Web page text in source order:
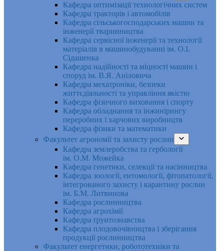
Кафедра оптимізації технологічних систем
Кафедра тракторів і автомобілів
Кафедра сільськогосподарських машин та
інженерії тваринництва
Кафедра cервісної інженерії та технології
матеріалів в машинобудуванні ім. О.І.
Сідашенка
Кафедра надійності та міцності машин і
споруд ім. В.Я. Аніловича
Кафедра мехатроніки, безпеки
життєдіяльності та управління якістю
Кафедра фізичного виховання і спорту
Кафедра обладнання та інжинірингу
переробних і харчових виробництв
Кафедра фізики та математики
Факультет агрономії та захисту рослин
Кафедра землеробства та гербології
ім. О.М. Можейка
Кафедра генетики, селекції та насінництва
Кафедра зоології, ентомології, фітопатології,
інтегрованого захисту і карантину рослин
ім. Б.М. Литвинова
Кафедра рослинництва
Кафедра агрохімії
Кафедра ґрунтознавства
Кафедра плодовочівництва і зберігання
продукції рослинництва
Факультет енергетики, робототехніки та